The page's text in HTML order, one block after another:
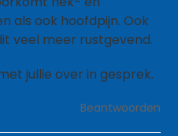
als ook hoofdpijn. Ook
veel meer rustgevend.
jullie over in gesprek.
Beantwoorden